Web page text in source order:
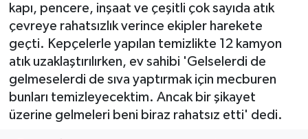
kapı, pencere, inşaat ve çeşitli çok sayıda atık
çevreye rahatsızlık verince ekipler harekete
geçti. Kepçelerle yapılan temizlikte 12 kamyon
atık uzaklaştırılırken, ev sahibi 'Gelselerdi de
gelmeselerdi de sıva yaptırmak için mecburen
bunları temizleyecektim. Ancak bir şikayet
üzerine gelmeleri beni biraz rahatsız etti' dedi.